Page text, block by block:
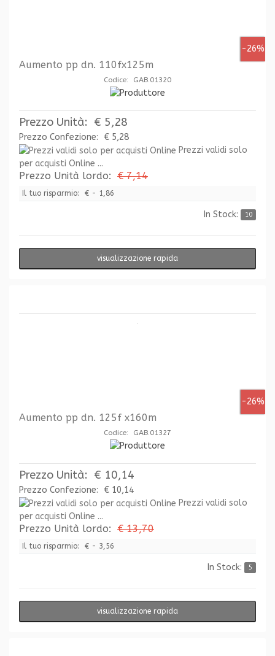
-26%
Aumento pp dn. 110fx125m
Codice: GAB.01320
Prezzo Unità: € 5,28
Prezzo Confezione:
€ 5,28
Prezzi validi solo
per acquisti Online ...
Prezzo Unità lordo: € 7,14
Il tuo risparmio: € - 1,86
In Stock: 10
visualizzazione rapida
-26%
Aumento pp dn. 125f x160m
Codice: GAB.01327
Prezzo Unità: € 10,14
Prezzo Confezione:
€ 10,14
Prezzi validi solo
per acquisti Online ...
Prezzo Unità lordo: € 13,70
Il tuo risparmio: € - 3,56
In Stock: 5
visualizzazione rapida